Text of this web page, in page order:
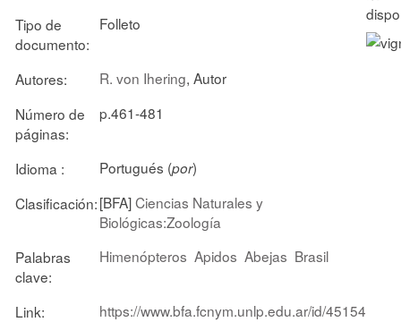
Tipo de
documento:
Folleto
Autores: R. von Ihering, Autor
Número de
páginas:
p.461-481
Idioma : Portugués (por)
Clasificación:[BFA]Ciencias Naturales y
Biológicas:Zoología
Palabras
clave:
Himenópteros Apidos Abejas Brasil
Link: https://www.bfa.fcnym.unlp.edu.ar/id/45154